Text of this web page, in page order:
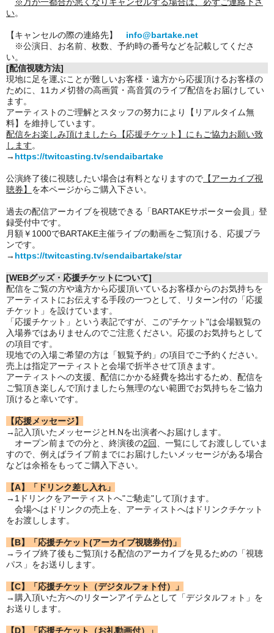
い。
【キャンセルの際の連絡先】 info@bartake.net
※公演日、お名前、枚数、予約時の番号などを記載してくださ
い。
[配信視聴方法]
現地に足を運ぶことが難しいお客様・遠方から応援頂けるお客様の
ために、11カメ切替の高画質・高音質のライブ配信をお届けしてい
ます。
アーティストのご理解とスタッフの努力により【リアルタイム無
料】を維持しています。
配信をお楽しみ頂けましたら【応援チケット】にもご協力お願い致
します。
→ https://twitcasting.tv/sendaibartake
公演終了後に視聴したい場合は有料となりますので 【アーカイブ視
聴券】 を本ページからご購入下さい。
過去の配信アーカイブを視聴できる「BARTAKEサポーター会員」登
録受付中です。
月額￥1000でBARTAKE主催ライブの動画をご覧頂ける、応援プラ
ンです。
→ https://twitcasting.tv/sendaibartake/star
[WEBグッズ・応援チケットについて]
配信をご覧の方や遠方から応援頂いているお客様からのお気持ちを
アーティストにお伝えする手段の一つとして、リターン付の「応援
チケット」を設けています。
「応援チケット」という表記ですが、この"チケット"は会場観覧の
入場券ではありませんのでご注意ください。応援のお気持ちとして
の項目です。
現地での入場ご希望の方は「観覧予約」の項目でご予約ください。
売上は指定アーティストと会場で折半させて頂きます。
アーティストへの支援、配信にかかる経費を捻出するため、配信を
ご覧頂き楽しんで頂けましたら無理のない範囲でお気持ちをご協力
頂けると幸いです。
【応援メッセージ】
→記入頂いたメッセージとH.Nを出演者へお届けします。
オープン前までの分と、終演後の2回
、一覧にしてお渡ししていま
すので、例えばライブ前までにお届けしたいメッセージがある場合
などは余裕をもってご購入下さい。
【A】「ドリンク差し入れ」
→1ドリンクをアーティストへ"ご馳走"して頂けます。
会場へはドリンクの売上を、アーティストへはドリンクチケット
をお渡しします。
【B】「応援チケット(アーカイブ視聴券付)」
→ライブ終了後もご覧頂ける配信のアーカイブを見るための「視聴
パス」をお送りします。
【C】「応援チケット（デジタルフォト付）」
→購入頂いた方へのリターンアイテムとして「デジタルフォト」を
お送りします。
【D】「応援チケット（お礼動画付）」